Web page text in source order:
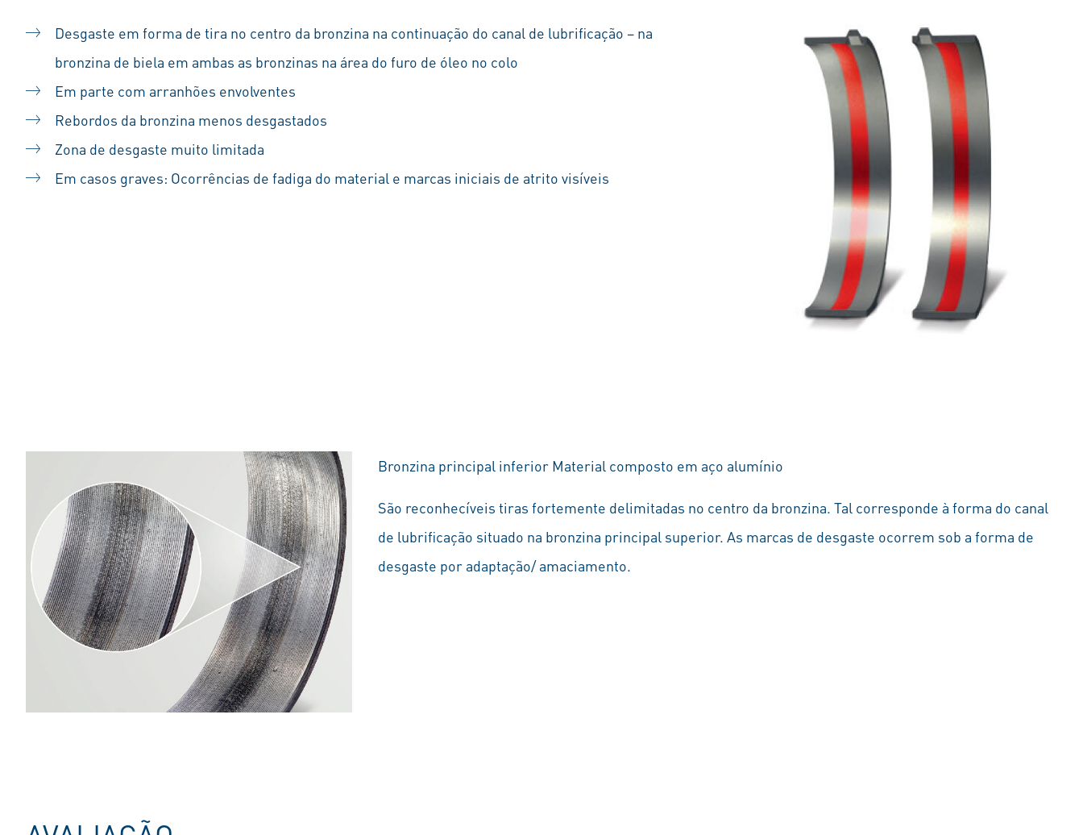
Desgaste em forma de tira no centro da bronzina na continuação do canal de lubrificação – na
bronzina de biela em ambas as bronzinas na área do furo de óleo no colo
Em parte com arranhões envolventes
Rebordos da bronzina menos desgastados
Zona de desgaste muito limitada
Em casos graves: Ocorrências de fadiga do material e marcas iniciais de atrito visíveis
Bronzina principal inferior Material composto em aço alumínio
São reconhecíveis tiras fortemente delimitadas no centro da bronzina. Tal corresponde à forma do canal
de lubrificação situado na bronzina principal superior. As marcas de desgaste ocorrem sob a forma de
desgaste por adaptação/ amaciamento.